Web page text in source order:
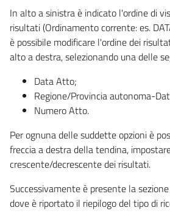
In alto a sinistra è indicato l'ordine di
risultati (Ordinamento corrente: es.
è possibile modificare l'ordine dei
alto a destra, selezionando una delle
Data Atto;
Regione/Provincia autonoma-
Numero Atto.
Per ognuna delle suddette opzioni è
freccia a destra della tendina,
crescente/decrescente dei risultati.
Successivamente è presente la sezione
dove è riportato il riepilogo del tipo di